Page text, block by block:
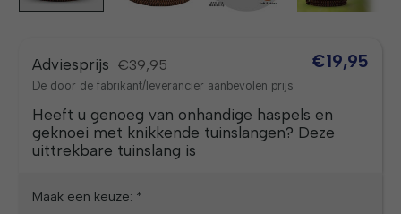
Adviesprijs €39,95
De door de fabrikant/leverancier aanbevolen prijs
€19,95
Heeft u genoeg van onhandige haspels en
geknoei met knikkende tuinslangen? Deze
uittrekbare tuinslang is
Maak een keuze: *